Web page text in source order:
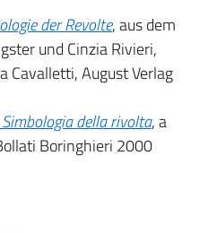
der Revolte, aus dem
und Cinzia Rivieri,
Cavalletti, August Verlag
della rivolta, a
Boringhieri 2000